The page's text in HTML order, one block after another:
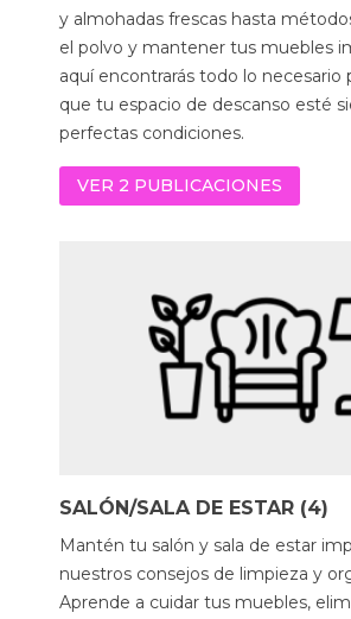
y almohadas frescas hasta
el polvo y mantener tus muebles
aquí encontrarás todo lo necesario
que tu espacio de descanso esté
perfectas condiciones.
VER 2 PUBLICACIONES
SALÓN/SALA DE ESTAR (4)
Mantén tu salón y sala de estar
nuestros consejos de limpieza y
Aprende a cuidar tus muebles,